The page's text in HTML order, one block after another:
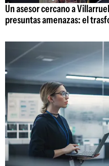
Un asesor cercano a
presuntas amenazas: el